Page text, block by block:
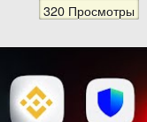
320 Просмотры